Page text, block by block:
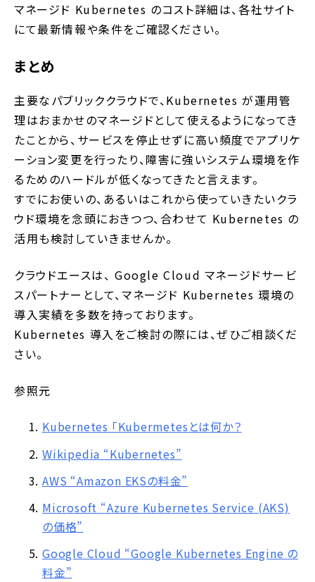
マネージド Kubernetes のコスト詳細は、各社サイト
にて最新情報や条件をご確認ください。
まとめ
主要なパブリッククラウドで、Kubernetes が運用管
理はおまかせのマネージドとして使えるようになってき
たことから、サービスを停止せずに高い頻度でアプリケ
ーション変更を行ったり、障害に強いシステム環境を作
るためのハードルが低くなってきたと言えます。
すでにお使いの、あるいはこれから使っていきたいクラ
ウド環境を念頭におきつつ、合わせて Kubernetes の
活用も検討していきませんか。
クラウドエースは、 Google Cloud マネージドサービ
スパートナーとして、マネージド Kubernetes 環境の
導入実績を多数を持っております。
Kubernetes 導入をご検討の際には、ぜひご相談くだ
さい。
参照元
Kubernetes 「Kubermetesとは何か？
Wikipedia “Kubernetes”
AWS “Amazon EKSの料金”
Microsoft “Azure Kubernetes Service (AKS)
の価格”
Google Cloud “Google Kubernetes Engine の
料金”